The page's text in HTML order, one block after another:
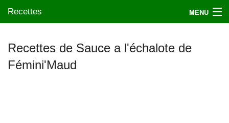
Recettes MENU
Mes blogs préférés
Recettes de Sauce a l'échalote de
Fémini'Maud